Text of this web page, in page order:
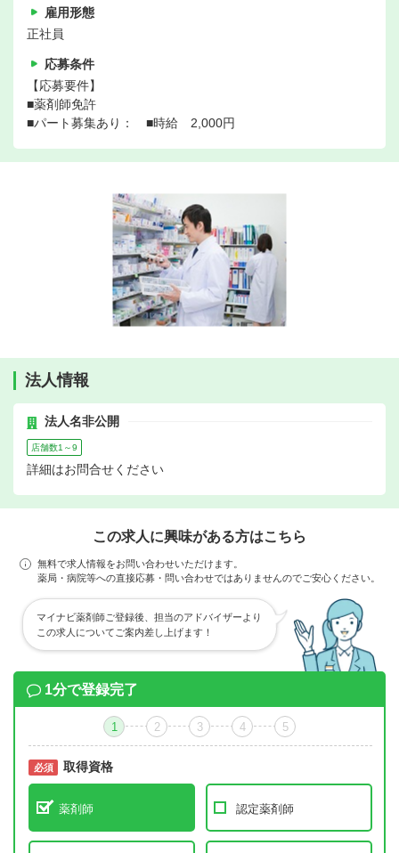
雇用形態
正社員
応募条件
【応募要件】
■薬剤師免許
■パート募集あり： ■時給 2,000円
法人情報
法人名非公開
店舗数1～9
詳細はお問合せください
この求人に興味がある方はこちら
無料で求人情報をお問い合わせいただけます。
薬局・病院等への直接応募・問い合わせではありませんのでご安心ください。
マイナビ薬剤師ご登録後、担当のアドバイザーより
この求人についてご案内差し上げます！
1分で登録完了
1 2 3 4 5
必須 取得資格
薬剤師 認定薬剤師